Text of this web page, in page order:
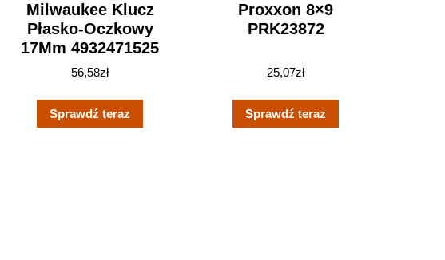
Milwaukee Klucz
Płasko-Oczkowy
17Mm 4932471525
56,58zł
Sprawdź teraz
Proxxon 8×9
PRK23872
25,07zł
Sprawdź teraz